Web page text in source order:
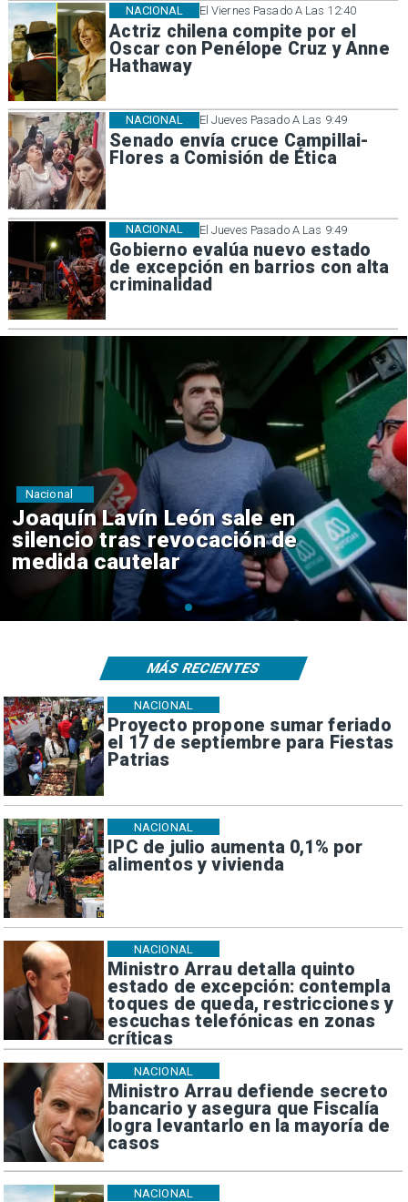
El Viernes Pasado A Las 12:40
Actriz chilena compite por el
Oscar con Penélope Cruz y Anne
Hathaway
NACIONAL
El Jueves Pasado A Las 9:49
Senado envía cruce Campillai-
Flores a Comisión de Ética
NACIONAL
El Jueves Pasado A Las 9:49
Gobierno evalúa nuevo estado
de excepción en barrios con alta
criminalidad
NACIONAL
Chile y Venezuela formalizan
reinicio de relaciones
consulares
Nacional
Proyecto propone sumar feriado
el 17 de septiembre para Fiestas
Patrias
NACIONAL
IPC de julio aumenta 0,1% por
alimentos y vivienda
NACIONAL
Ministro Arrau detalla quinto
estado de excepción: contempla
toques de queda, restricciones y
escuchas telefónicas en zonas
críticas
NACIONAL
Ministro Arrau defiende secreto
bancario y asegura que Fiscalía
logra levantarlo en la mayoría de
casos
NACIONAL
NACIONAL
MÁS RECIENTES